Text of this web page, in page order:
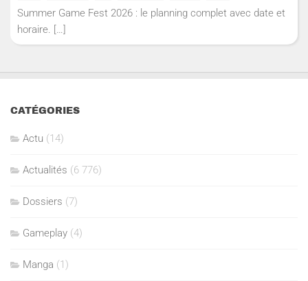
Summer Game Fest 2026 : le planning complet avec date et
horaire. […]
CATÉGORIES
Actu (14)
Actualités (6 776)
Dossiers (7)
Gameplay (4)
Manga (1)